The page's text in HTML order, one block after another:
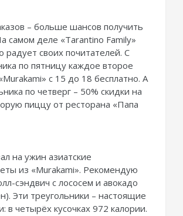
– больше шансов получить
самом деле «Tarantino Family»
радует своих почитателей. С
по пятницу каждое второе
с 15 до 18 бесплатно. А
по четверг – 50% скидки на
пиццу от ресторана «Папа
на ужин азиатские
из «Murakami». Рекомендую
сэндвич с лососем и авокадо
Эти треугольники – настоящие
в четырёх кусочках 972 калории.